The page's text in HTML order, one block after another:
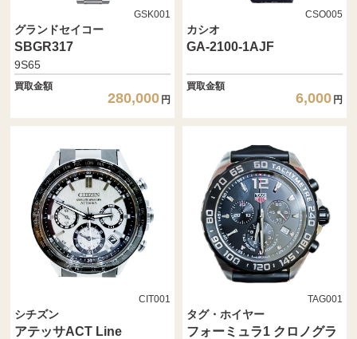
GSK001
グランドセイコー
SBGR317
9S65
買取金額
280,000 円
CSO005
カシオ
GA-2100-1AJF
買取金額
6,000 円
CIT001
シチズン
アテッサACT Line
TAG001
タグ・ホイヤー
フォーミュラ1 クロノグラ